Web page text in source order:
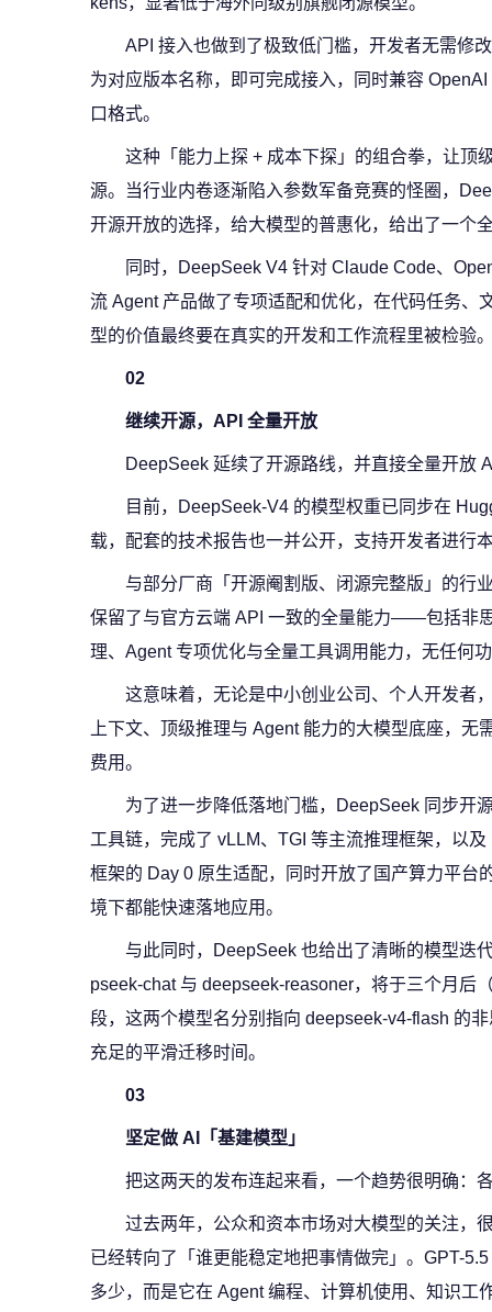
API 接入也做到了极致低门槛，开发者无需修
为对应版本名称，即可完成接入，同时兼容
口格式。
这种「能力上探 + 成本下探」的组合拳，让顶
源。当行业内卷逐渐陷入参数军备竞赛的怪圈，
开源开放的选择，给大模型的普惠化，给出了一个
同时，DeepSeek V4 针对 Claude Code、
流 Agent 产品做了专项适配和优化，在代码任务、
型的价值最终要在真实的开发和工作流程里被检验
02
继续开源，API 全量开放
DeepSeek 延续了开源路线，并直接全量开放
目前，DeepSeek-V4 的模型权重已同步在
载，配套的技术报告也一并公开，支持开发者进行
与部分厂商「开源阉割版、闭源完整版」的行
保留了与官方云端 API 一致的全量能力——包括非
理、Agent 专项优化与全量工具调用能力，无任何
这意味着，无论是中小创业公司、个人开发者
上下文、顶级推理与 Agent 能力的大模型底座，
费用。
为了进一步降低落地门槛，DeepSeek 同步开
工具链，完成了 vLLM、TGI 等主流推理框架，以
框架的 Day 0 原生适配，同时开放了国产算力平台
境下都能快速落地应用。
与此同时，DeepSeek 也给出了清晰的模型迭
pseek-chat 与 deepseek-reasoner，将于三个月后
段，这两个模型名分别指向 deepseek-v4-flash 的
充足的平滑迁移时间。
03
坚定做 AI「基建模型」
把这两天的发布连起来看，一个趋势很明确：
过去两年，公众和资本市场对大模型的关注，
已经转向了「谁更能稳定地把事情做完」。GPT-
多少，而是它在 Agent 编程、计算机使用、知识工